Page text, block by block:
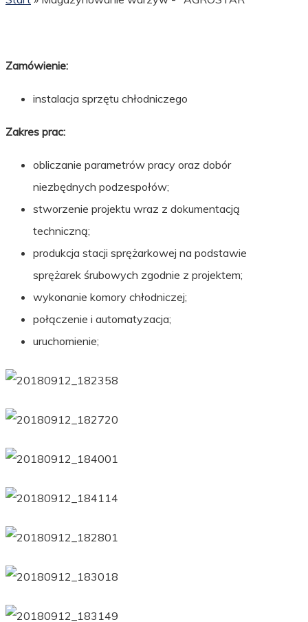
Zamówienie:
instalacja sprzętu chłodniczego
Zakres prac:
obliczanie parametrów pracy oraz dobór
niezbędnych podzespołów;
stworzenie projektu wraz z dokumentacją
techniczną;
produkcja stacji sprężarkowej na podstawie
sprężarek śrubowych zgodnie z projektem;
wykonanie komory chłodniczej;
połączenie i automatyzacja;
uruchomienie;